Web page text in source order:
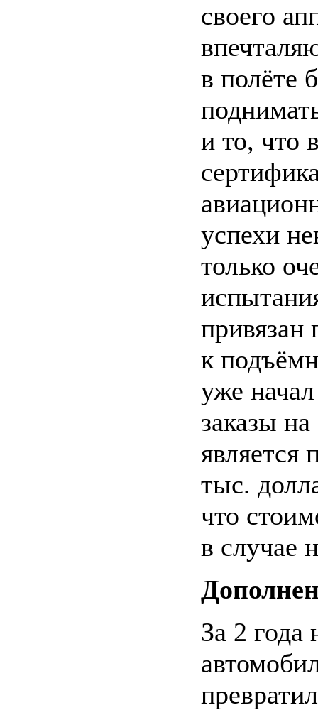
своего
в полёте
и то, что
успехи
только
привязан
к
уже
заказы
является
тыс.
что
в случае
За 2 года